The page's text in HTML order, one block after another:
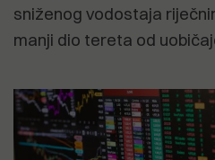
sniženog vodostaja
manji dio tereta od